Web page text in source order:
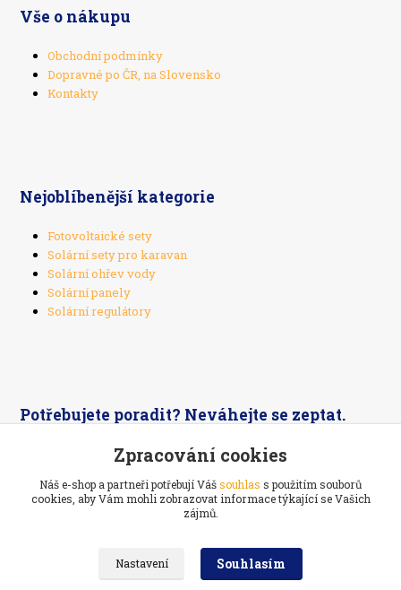
Vše o nákupu
Obchodní podmínky
Dopravné po ČR, na Slovensko
Kontakty
Nejoblíbenější kategorie
Fotovoltaické sety
Solární sety pro karavan
Solární ohřev vody
Solární panely
Solární regulátory
Potřebujete poradit? Neváhejte se zeptat.
+420 603 526 269
Ostrovní solární systémyNavštivte také:
Zpracování cookies
Náš e-shop a partneři potřebují Vášsouhlas s použitím souborů
cookies, aby Vám mohli zobrazovat informace týkající se Vašich
zájmů.
Nastavení Souhlasím